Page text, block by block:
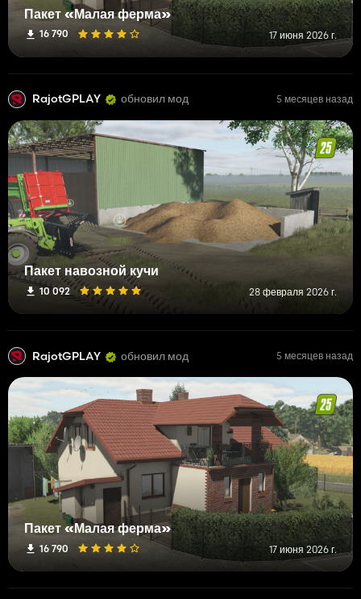
Пакет «Малая ферма»
16 790 17 июня 2026 г.
RajotGPLAY обновил мод 5 месяцев назад
Пакет навозной кучи
10 092 28 февраля 2026 г.
RajotGPLAY обновил мод 5 месяцев назад
Пакет «Малая ферма»
16 790 17 июня 2026 г.